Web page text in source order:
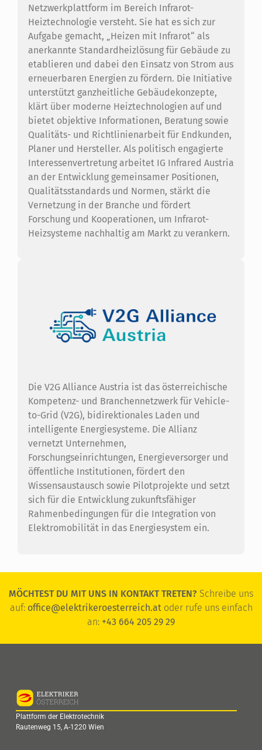
Netzwerkplattform im Bereich Infrarot-
Heiztechnologie versteht. Sie hat es sich zur
Aufgabe gemacht, „Heizen mit Infrarot“ als
anerkannte Standardheizlösung für Gebäude zu
etablieren und dabei den Einsatz von Strom aus
erneuerbaren Energien zu fördern. Die Initiative
unterstützt ganzheitliche Gebäudekonzepte,
klärt über moderne Heiztechnologien auf und
bietet objektive Informationen, Beratung sowie
Qualitäts- und Richtlinienarbeit für Endkunden,
Planer und Hersteller. Als politisch engagierte
Interessenvertretung arbeitet IG Infrared Austria
an der Entwicklung gemeinsamer Positionen,
Qualitätsstandards und Normen, stärkt die
Vernetzung in der Branche und fördert
Forschung und Kooperationen, um Infrarot-
Heizsysteme nachhaltig am Markt zu verankern.
Die V2G Alliance Austria ist das österreichische
Kompetenz- und Branchennetzwerk für Vehicle-
to-Grid (V2G), bidirektionales Laden und
intelligente Energiesysteme. Die Allianz
vernetzt Unternehmen,
Forschungseinrichtungen, Energieversorger und
öffentliche Institutionen, fördert den
Wissensaustausch sowie Pilotprojekte und setzt
sich für die Entwicklung zukunftsfähiger
Rahmenbedingungen für die Integration von
Elektromobilität in das Energiesystem ein.
MÖCHTEST DU MIT UNS IN KONTAKT TRETEN? Schreibe uns
auf: office@elektrikeroesterreich.atoder rufe uns einfach
an: +43 664 205 29 29
Plattform der Elektrotechnik
Rautenweg 15, A-1220 Wien